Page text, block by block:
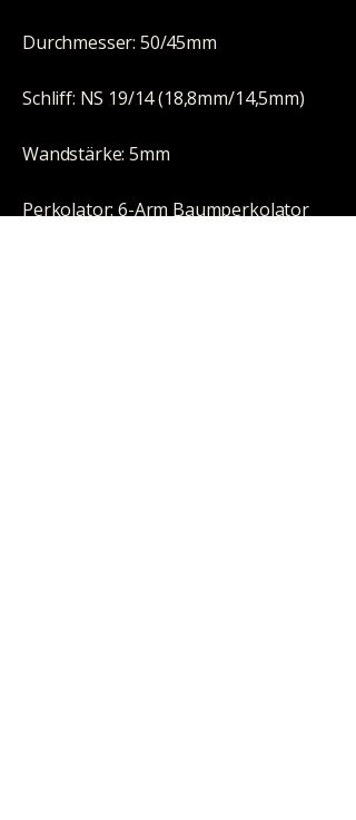
Durchmesser: 50/45mm
Schliff: NS 19/14 (18,8mm/14,5mm)
Wandstärke: 5mm
Perkolator: 6-Arm Baumperkolator